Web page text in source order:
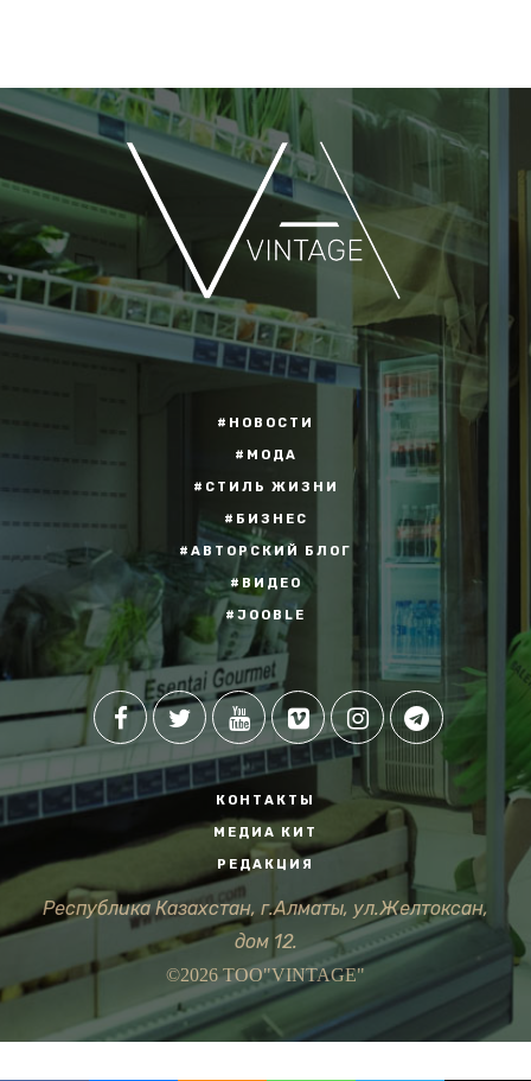
#НОВОСТИ
#МОДА
#СТИЛЬ ЖИЗНИ
#БИЗНЕС
#АВТОРСКИЙ БЛОГ
#ВИДЕО
#JOOBLE
КОНТАКТЫ
МЕДИА КИТ
РЕДАКЦИЯ
Республика Казахстан, г.Алматы, ул.Желтоксан,
дом 12.
©2026 ТОО"VINTAGE"